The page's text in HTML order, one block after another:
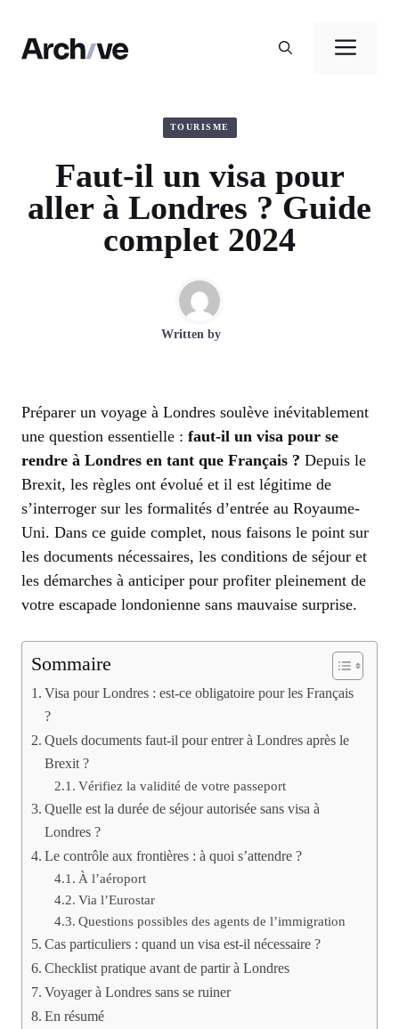
contenu
TOURISME
Faut-il un visa pour
aller à Londres ? Guide
complet 2024
Written by
Préparer un voyage à Londres soulève inévitablement
une question essentielle : faut-il un visa pour se
rendre à Londres en tant que Français ? Depuis le
Brexit, les règles ont évolué et il est légitime de
s’interroger sur les formalités d’entrée au Royaume-
Uni. Dans ce guide complet, nous faisons le point sur
les documents nécessaires, les conditions de séjour et
les démarches à anticiper pour profiter pleinement de
votre escapade londonienne sans mauvaise surprise.
Sommaire
Visa pour Londres : est-ce obligatoire pour les Français
?
Quels documents faut-il pour entrer à Londres après le
Brexit ?
Vérifiez la validité de votre passeport
Quelle est la durée de séjour autorisée sans visa à
Londres ?
Le contrôle aux frontières : à quoi s’attendre ?
À l’aéroport
Via l’Eurostar
Questions possibles des agents de l’immigration
Cas particuliers : quand un visa est-il nécessaire ?
Checklist pratique avant de partir à Londres
Voyager à Londres sans se ruiner
En résumé